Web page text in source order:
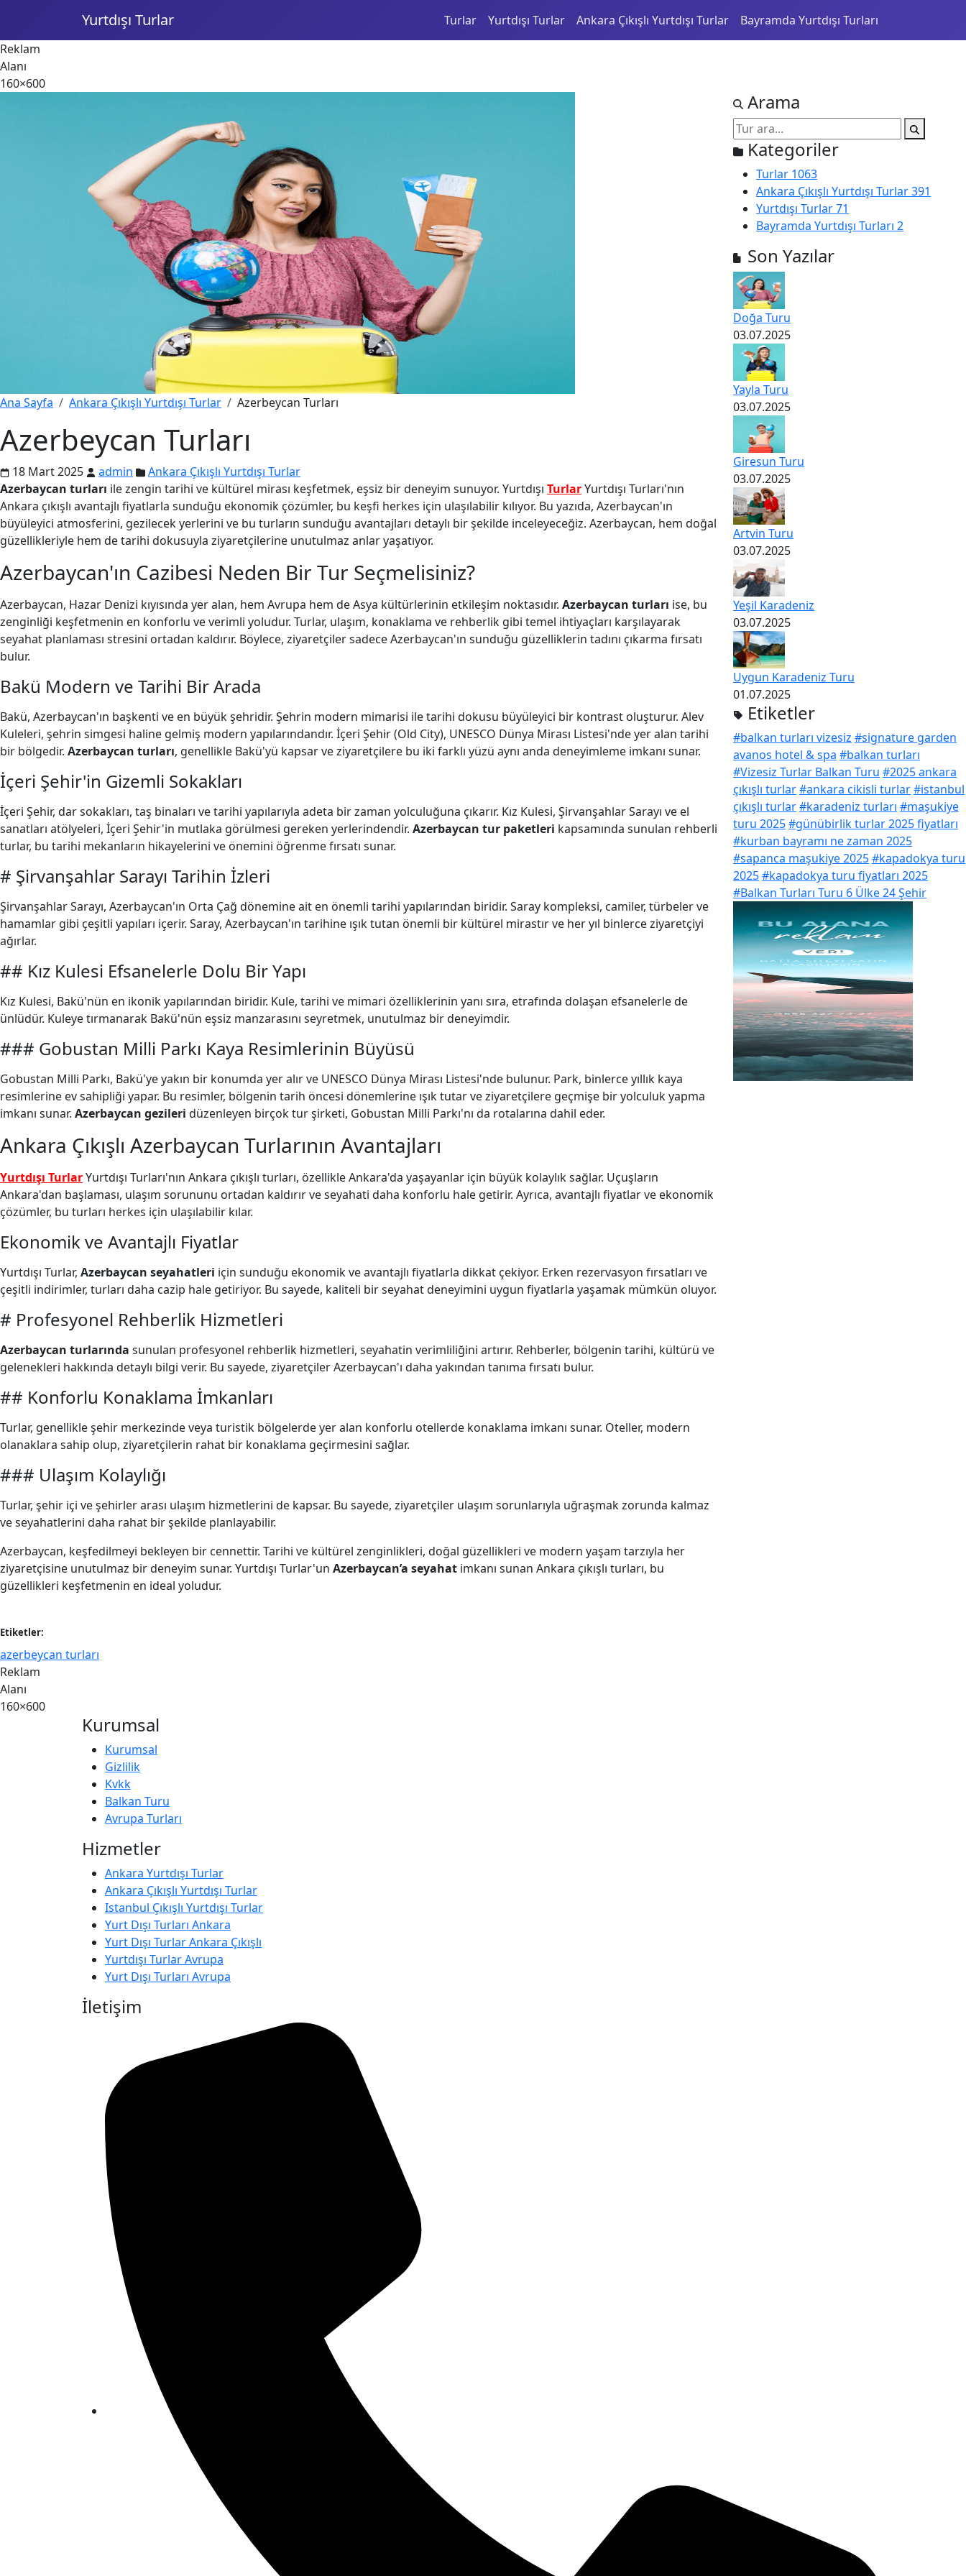
Yurtdışı Turlar Turlar Yurtdışı Turlar Ankara Çıkışlı Yurtdışı Turlar
Bayramda Yurtdışı Turları
Reklam
Alanı
160×600
Ana Sayfa Ankara Çıkışlı Yurtdışı Turlar Azerbeycan Turları
Azerbeycan Turları
18 Mart 2025 admin
Ankara Çıkışlı Yurtdışı Turlar
Azerbaycan turları ile zengin tarihi ve kültürel mirası keşfetmek, eşsiz bir deneyim sunuyor. Yurtdışı TurlarYurtdışı Turları'nın
Ankara çıkışlı avantajlı fiyatlarla sunduğu ekonomik çözümler, bu keşfi herkes için ulaşılabilir kılıyor. Bu yazıda, Azerbaycan'ın
büyüleyici atmosferini, gezilecek yerlerini ve bu turların sunduğu avantajları detaylı bir şekilde inceleyeceğiz. Azerbaycan, hem doğal
güzellikleriyle hem de tarihi dokusuyla ziyaretçilerine unutulmaz anlar yaşatıyor.
Azerbaycan'ın Cazibesi Neden Bir Tur Seçmelisiniz?
Azerbaycan, Hazar Denizi kıyısında yer alan, hem Avrupa hem de Asya kültürlerinin etkileşim noktasıdır. Azerbaycan turları ise, bu
zenginliği keşfetmenin en konforlu ve verimli yoludur. Turlar, ulaşım, konaklama ve rehberlik gibi temel ihtiyaçları karşılayarak
seyahat planlaması stresini ortadan kaldırır. Böylece, ziyaretçiler sadece Azerbaycan'ın sunduğu güzelliklerin tadını çıkarma fırsatı
bulur.
Bakü Modern ve Tarihi Bir Arada
Bakü, Azerbaycan'ın başkenti ve en büyük şehridir. Şehrin modern mimarisi ile tarihi dokusu büyüleyici bir kontrast oluşturur. Alev
Kuleleri, şehrin simgesi haline gelmiş modern yapılarındandır. İçeri Şehir (Old City), UNESCO Dünya Mirası Listesi'nde yer alan tarihi
bir bölgedir. Azerbaycan turları, genellikle Bakü'yü kapsar ve ziyaretçilere bu iki farklı yüzü aynı anda deneyimleme imkanı sunar.
İçeri Şehir'in Gizemli Sokakları
İçeri Şehir, dar sokakları, taş binaları ve tarihi yapılarıyla adeta bir zaman yolculuğuna çıkarır. Kız Kulesi, Şirvanşahlar Sarayı ve el
sanatları atölyeleri, İçeri Şehir'in mutlaka görülmesi gereken yerlerindendir. Azerbaycan tur paketleri kapsamında sunulan rehberli
turlar, bu tarihi mekanların hikayelerini ve önemini öğrenme fırsatı sunar.
# Şirvanşahlar Sarayı Tarihin İzleri
Şirvanşahlar Sarayı, Azerbaycan'ın Orta Çağ dönemine ait en önemli tarihi yapılarından biridir. Saray kompleksi, camiler, türbeler ve
hamamlar gibi çeşitli yapıları içerir. Saray, Azerbaycan'ın tarihine ışık tutan önemli bir kültürel mirastır ve her yıl binlerce ziyaretçiyi
ağırlar.
## Kız Kulesi Efsanelerle Dolu Bir Yapı
Kız Kulesi, Bakü'nün en ikonik yapılarından biridir. Kule, tarihi ve mimari özelliklerinin yanı sıra, etrafında dolaşan efsanelerle de
ünlüdür. Kuleye tırmanarak Bakü'nün eşsiz manzarasını seyretmek, unutulmaz bir deneyimdir.
### Gobustan Milli Parkı Kaya Resimlerinin Büyüsü
Gobustan Milli Parkı, Bakü'ye yakın bir konumda yer alır ve UNESCO Dünya Mirası Listesi'nde bulunur. Park, binlerce yıllık kaya
resimlerine ev sahipliği yapar. Bu resimler, bölgenin tarih öncesi dönemlerine ışık tutar ve ziyaretçilere geçmişe bir yolculuk yapma
imkanı sunar. Azerbaycan gezileri düzenleyen birçok tur şirketi, Gobustan Milli Parkı'nı da rotalarına dahil eder.
Ankara Çıkışlı Azerbaycan Turlarının Avantajları
Yurtdışı TurlarYurtdışı Turları'nın Ankara çıkışlı turları, özellikle Ankara'da yaşayanlar için büyük kolaylık sağlar. Uçuşların
Ankara'dan başlaması, ulaşım sorununu ortadan kaldırır ve seyahati daha konforlu hale getirir. Ayrıca, avantajlı fiyatlar ve ekonomik
çözümler, bu turları herkes için ulaşılabilir kılar.
Ekonomik ve Avantajlı Fiyatlar
Yurtdışı Turlar, Azerbaycan seyahatleri için sunduğu ekonomik ve avantajlı fiyatlarla dikkat çekiyor. Erken rezervasyon fırsatları ve
çeşitli indirimler, turları daha cazip hale getiriyor. Bu sayede, kaliteli bir seyahat deneyimini uygun fiyatlarla yaşamak mümkün oluyor.
# Profesyonel Rehberlik Hizmetleri
Azerbaycan turlarında sunulan profesyonel rehberlik hizmetleri, seyahatin verimliliğini artırır. Rehberler, bölgenin tarihi, kültürü ve
gelenekleri hakkında detaylı bilgi verir. Bu sayede, ziyaretçiler Azerbaycan'ı daha yakından tanıma fırsatı bulur.
## Konforlu Konaklama İmkanları
Turlar, genellikle şehir merkezinde veya turistik bölgelerde yer alan konforlu otellerde konaklama imkanı sunar. Oteller, modern
olanaklara sahip olup, ziyaretçilerin rahat bir konaklama geçirmesini sağlar.
### Ulaşım Kolaylığı
Turlar, şehir içi ve şehirler arası ulaşım hizmetlerini de kapsar. Bu sayede, ziyaretçiler ulaşım sorunlarıyla uğraşmak zorunda kalmaz
ve seyahatlerini daha rahat bir şekilde planlayabilir.
Azerbaycan, keşfedilmeyi bekleyen bir cennettir. Tarihi ve kültürel zenginlikleri, doğal güzellikleri ve modern yaşam tarzıyla her
ziyaretçisine unutulmaz bir deneyim sunar. Yurtdışı Turlar'un Azerbaycan’a seyahat imkanı sunan Ankara çıkışlı turları, bu
güzellikleri keşfetmenin en ideal yoludur.
Etiketler:
azerbeycan turları
Arama
Kategoriler
Turlar 1063
Ankara Çıkışlı Yurtdışı Turlar391
Yurtdışı Turlar71
Bayramda Yurtdışı Turları 2
Son Yazılar
Doğa Turu
03.07.2025
Yayla Turu
03.07.2025
Giresun Turu
03.07.2025
Artvin Turu
03.07.2025
Yeşil Karadeniz
03.07.2025
Uygun Karadeniz Turu
01.07.2025
Etiketler
#balkan turları vizesiz #signature garden
avanos hotel & spa #balkan turları
#Vizesiz Turlar Balkan Turu #2025 ankara
çıkışlı turlar#ankara cikisli turlar#istanbul
çıkışlı turlar#karadeniz turları #maşukiye
turu 2025#günübirlik turlar 2025 fiyatları
#kurban bayramı ne zaman 2025
#sapanca maşukiye 2025#kapadokya turu
2025#kapadokya turu fiyatları 2025
#Balkan Turları Turu 6 Ülke 24 Şehir
Reklam
Alanı
160×600
Kurumsal
Kurumsal
Gizlilik
Kvkk
Balkan Turu
Avrupa Turları
Hizmetler
Ankara Yurtdışı Turlar
Ankara Çıkışlı Yurtdışı Turlar
Istanbul Çıkışlı Yurtdışı Turlar
Yurt Dışı Turları Ankara
Yurt Dışı Turlar Ankara Çıkışlı
Yurtdışı Turlar Avrupa
Yurt Dışı Turları Avrupa
İletişim